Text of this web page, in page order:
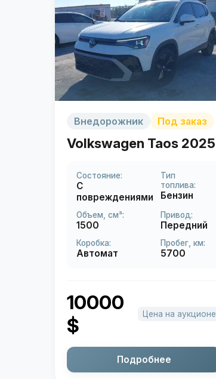
Внедорожник Под заказ
Volkswagen Taos 2025
Состояние:
С
повреждениями
Тип
топлива:
Бензин
Объем, см³:
1500
Привод:
Передний
Коробка:
Автомат
Пробег, км:
5700
10000
$
Цена на аукционе
Подробнее